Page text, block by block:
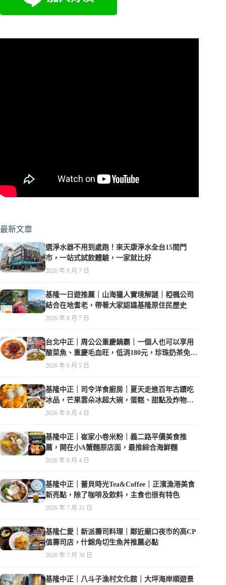
最新文章
選淨水器不用到處跑！來天康淨水全台15間門
市，一站式試飲體驗，一家就比好
2026 年 8 月 7 日
基隆一日遊推薦｜山海獵人實境解謎｜椏楓公司
結合在地耆老，帶著大家認識基隆原住民歷史
2026 年 8 月 7 日
台北中正｜周公公重慶鍋霸｜一個人也可以享用
酸菜魚、重慶毛血旺，低消180元，珍珠奶茶免費
喝到爽
2026 年 8 月 5 日
基隆中正｜司令洋食廚房｜夏天走進百年古蹟吃
冰品，芒果雲朵冰超大碗，蛋糕、甜點及炸物都
在水準之上
2026 年 8 月 4 日
基隆中正｜崔家小卷米粉｜義二路平價美食推
薦，開在小A蟹麵原店面，最推綜合海鮮麵
2026 年 8 月 4 日
基隆中正｜蕾貝時光Tea&Coffee｜正濱漁港美食
新亮點，除了咖啡及飲料，主食也很有特色
2026 年 7 月 31 日
基隆仁愛｜新派壽司料理｜鄰近廟口夜市的高CP
值壽司店，什錦角切生魚丼推薦必點
2026 年 7 月 30 日
基隆中正｜八斗子漁村文化館｜大坪海岸順遊景